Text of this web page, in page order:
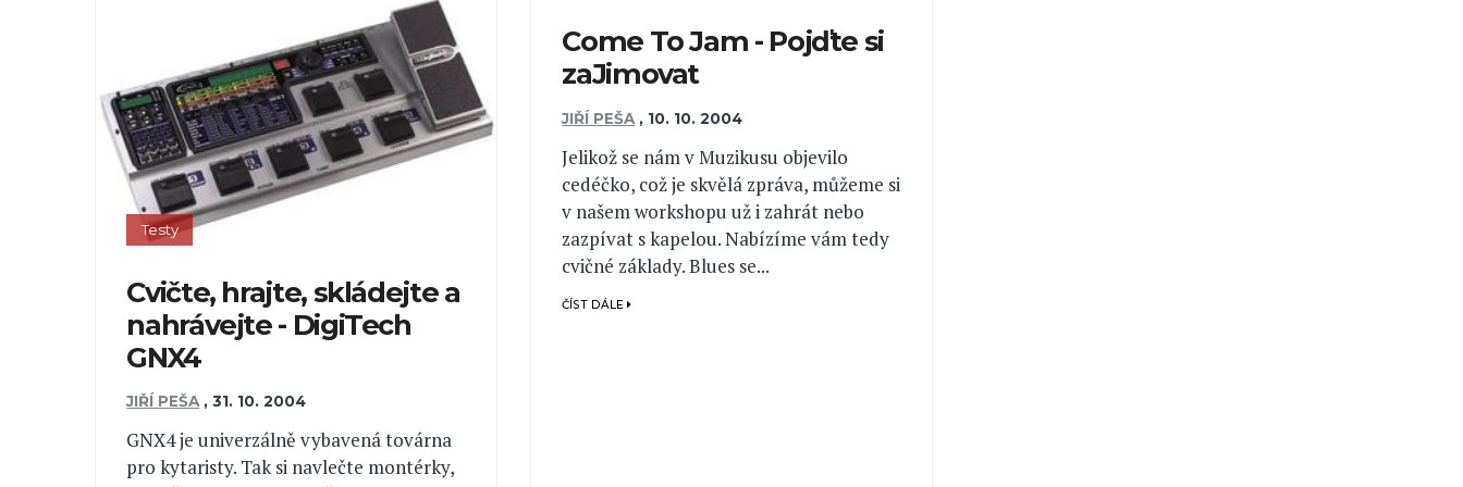
Testy
Cvičte, hrajte, skládejte a
nahrávejte - DigiTech
GNX4
JIŘÍ PEŠA ,31. 10. 2004
GNX4 je univerzálně vybavená továrna
pro kytaristy. Tak si navlečte montérky,
Come To Jam - Pojďte si
zaJimovat
JIŘÍ PEŠA , 10. 10. 2004
Jelikož se nám v Muzikusu objevilo
cedéčko, což je skvělá zpráva, můžeme si
v našem workshopu už i zahrát nebo
zazpívat s kapelou. Nabízíme vám tedy
cvičné základy. Blues se...
ČÍST DÁLE